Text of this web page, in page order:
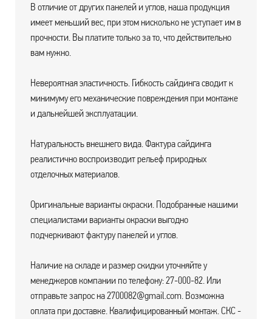
В отличие от других панелей и углов, наша продукция
имеет меньший вес, при этом нисколько не уступает им в
прочности. Вы платите только за то, что действительно
вам нужно.
Невероятная эластичность. Гибкость сайдинга сводит к
минимуму его механические повреждения при монтаже
и дальнейшей эксплуатации.
Натуральность внешнего вида. Фактура сайдинга
реалистично воспроизводит рельеф природных
отделочных материалов.
Оригинальные варианты окраски. Подобранные нашими
специалистами варианты окраски выгодно
подчеркивают фактуру панелей и углов.
Наличие на складе и размер скидки уточняйте у
менеджеров компании по телефону: 27-000-82. Или
отправьте запрос на 2700082@gmail.com. Возможна
оплата при доставке. Квалифицированный монтаж. СКС -